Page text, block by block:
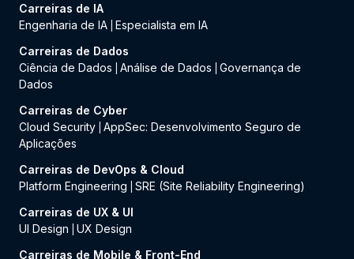
Carreiras de IA
Engenharia de IA Especialista em IA
Carreiras de Dados
Ciência de Dados
Análise de Dados
Governança de
Dados
Carreiras de Cyber
Cloud Security AppSec: Desenvolvimento Seguro de
Aplicações
Carreiras de DevOps & Cloud
Platform Engineering
SRE (Site Reliability Engineering)
Carreiras de UX & UI
UI Design
UX Design
Carreiras de Mobile & Front-End